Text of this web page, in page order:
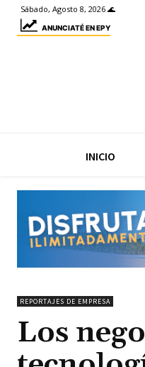
Sábado, Agosto 8, 2026 🌊
ANUNCIATÉ EN EPY
INICIO
REPORTAJES DE EMPRESA
Los